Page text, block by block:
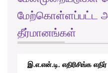
மேற்கொள்ளப்பட்ட
தீர்மானங்கள்
இ.எ.என்.டி. எதிரிசிங்க